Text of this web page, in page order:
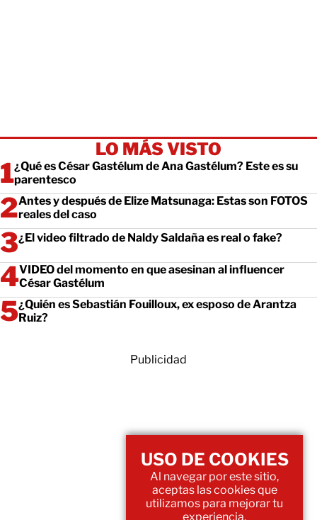
LO MÁS VISTO
¿Qué es César Gastélum de Ana Gastélum? Este es su
parentesco
Antes y después de Elize Matsunaga: Estas son FOTOS
reales del caso
¿El video filtrado de Naldy Saldaña es real o fake?
VIDEO del momento en que asesinan al influencer
César Gastélum
¿Quién es Sebastián Fouilloux, ex esposo de Arantza
Ruiz?
Publicidad
USO DE COOKIES
Al navegar por este sitio,
aceptas las cookies que
utilizamos para mejorar tu
experiencia.